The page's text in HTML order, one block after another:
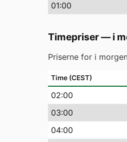
01:00
Timepriser — i
Priserne for i
Time (CEST)
02:00
03:00
04:00